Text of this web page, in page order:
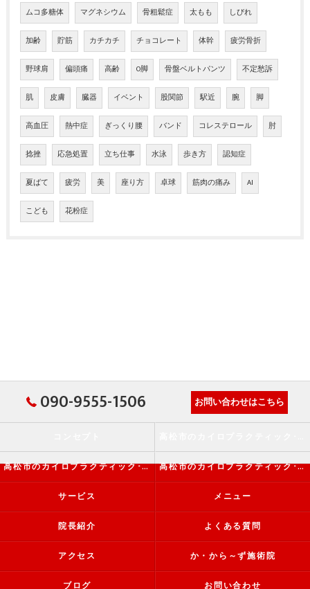
ムコ多糖体 マグネシウム 骨粗鬆症 太もも しびれ
加齢 貯筋 カチカチ チョコレート 体幹 疲労骨折
野球肩 偏頭痛 高齢 O脚 骨盤ベルトパンツ 不定愁訴
肌 皮膚 臓器 イベント 股関節 駅近 腕 脚
高血圧 熱中症 ぎっくり腰 バンド コレステロール 肘
捻挫 応急処置 立ち仕事 水泳 歩き方 認知症
夏ばて 疲労 美 座り方 卓球 筋肉の痛み AI
こども 花粉症
090-9555-1506 お問い合わせはこちら
高松市のカイロプラクティック･か・から～ず施術院の評判 高松市のカイロプラクティック･か・から～ず施術院のお客様の声
サービス メニュー
院長紹介 よくある質問
アクセス か・から～ず施術院
ブログ お問い合わせ